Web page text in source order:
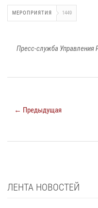
МЕРОПРИЯТИЯ 1449
Пресс-служба Управления
← Предыдущая
ЛЕНТА НОВОСТЕЙ